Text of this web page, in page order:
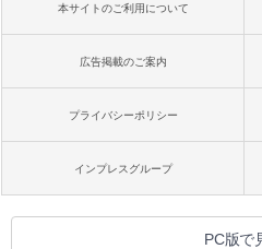
本サイトのご利用について
広告掲載のご案内
プライバシーポリシー
インプレスグループ
PC版で